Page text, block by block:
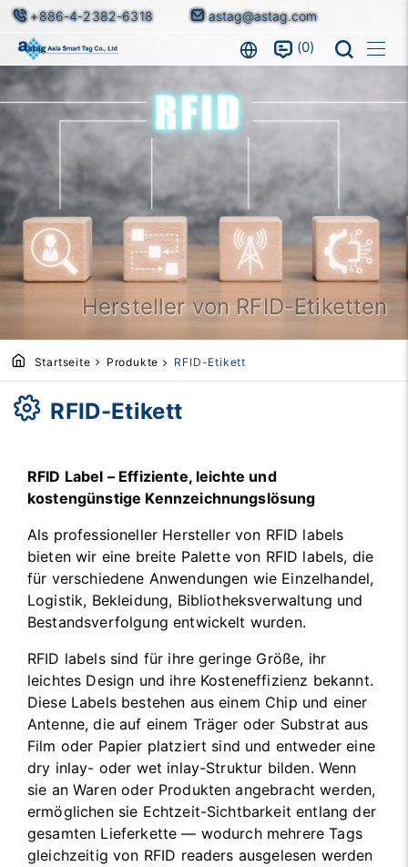
+886-4-2382-6318 astag@astag.com
0
Hersteller von RFID-Etiketten
Startseite Produkte RFID-Etikett
RFID-Etikett
RFID Label – Effiziente, leichte und
kostengünstige Kennzeichnungslösung
Als professioneller Hersteller von RFID labels
bieten wir eine breite Palette von RFID labels, die
für verschiedene Anwendungen wie Einzelhandel,
Logistik, Bekleidung, Bibliotheksverwaltung und
Bestandsverfolgung entwickelt wurden.
RFID labels sind für ihre geringe Größe, ihr
leichtes Design und ihre Kosteneffizienz bekannt.
Diese Labels bestehen aus einem Chip und einer
Antenne, die auf einem Träger oder Substrat aus
Film oder Papier platziert sind und entweder eine
dry inlay- oder wet inlay-Struktur bilden. Wenn
sie an Waren oder Produkten angebracht werden,
ermöglichen sie Echtzeit-Sichtbarkeit entlang der
gesamten Lieferkette — wodurch mehrere Tags
gleichzeitig von RFID readers ausgelesen werden